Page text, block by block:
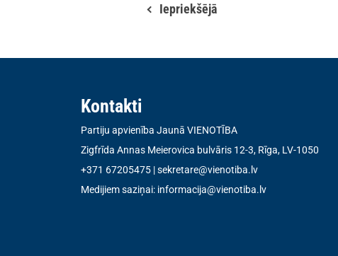
Iepriekšējā
Kontakti
Partiju apvienība Jaunā VIENOTĪBA
Zigfrīda Annas Meierovica bulvāris 12-3, Rīga, LV-1050
+371 67205475 |sekretare@vienotiba.lv
Medijiem saziņai: informacija@vienotiba.lv